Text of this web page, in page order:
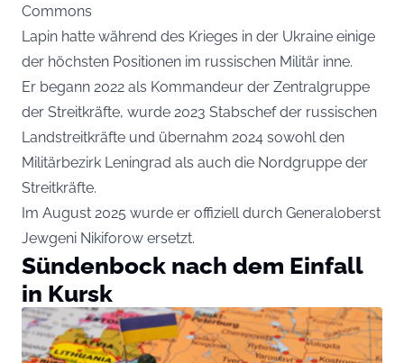
Commons
Lapin hatte während des Krieges in der Ukraine einige
der höchsten Positionen im russischen Militär inne.
Er begann 2022 als Kommandeur der Zentralgruppe
der Streitkräfte, wurde 2023 Stabschef der russischen
Landstreitkräfte und übernahm 2024 sowohl den
Militärbezirk Leningrad als auch die Nordgruppe der
Streitkräfte.
Im August 2025 wurde er offiziell durch Generaloberst
Jewgeni Nikiforow ersetzt.
Sündenbock nach dem Einfall
in Kursk